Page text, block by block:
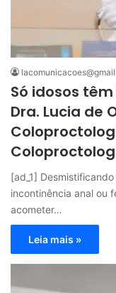
Só idosos
Dra. Lucia de
[ad_1]
incontinência anal ou
acometer…
Leia mais »